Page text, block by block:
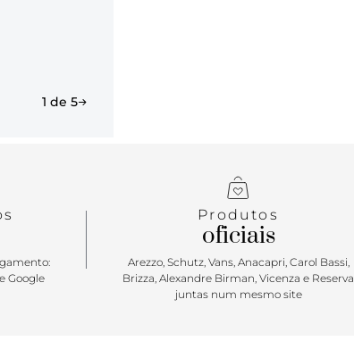
1 de 5
Google
Produtos
oficiais
Arezzo, Schutz, Vans, Anacapri, Carol Bassi,
Brizza, Alexandre Birman, Vicenza e Reserva
juntas num mesmo site